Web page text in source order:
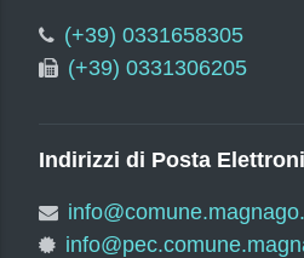
(+39) 0331658305
(+39) 0331306205
Indirizzi di Posta